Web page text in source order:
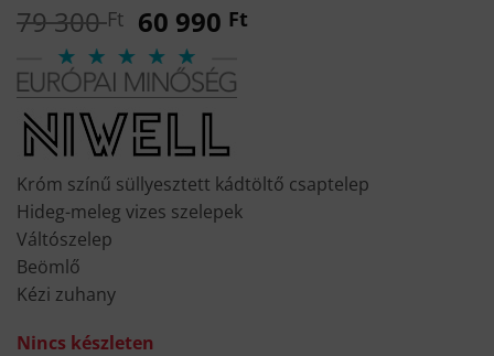
79 300Ft Original
price
was:
79
300 Ft.
60 990 Ft
Króm színű süllyesztett kádtöltő csaptelep
Hideg-meleg vizes szelepek
Váltószelep
Beömlő
Kézi zuhany
Nincs készleten